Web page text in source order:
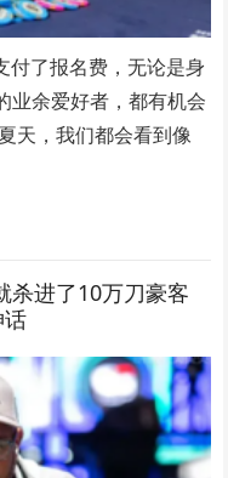
付了报名费，无论是身
业余爱好者，都有机会
天，我们都会看到像
杀进了10万刀豪客